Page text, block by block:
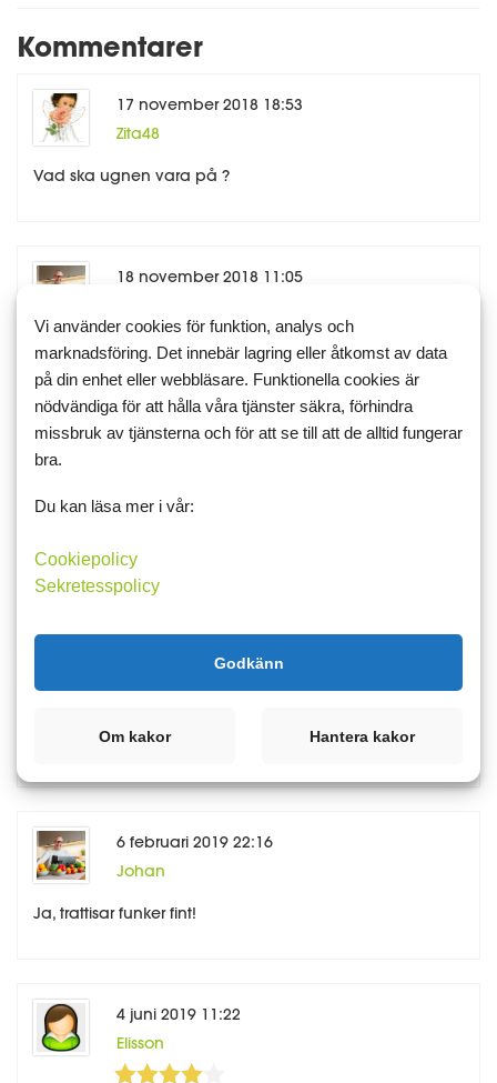
Kommentarer
17 november 2018 18:53
Zita48
Vad ska ugnen vara på ?
18 november 2018 11:05
Förlåt, har rättat det nu. Den ska vara på ca 200 °
28 januari 2019 19:22
6 februari 2019 22:16
Johan
Ja, trattisar funker fint!
4 juni 2019 11:22
Elisson
Vi använder cookies för funktion, analys och
marknadsföring. Det innebär lagring eller åtkomst av data
på din enhet eller webbläsare. Funktionella cookies är
nödvändiga för att hålla våra tjänster säkra, förhindra
missbruk av tjänsterna och för att se till att de alltid fungerar
bra.
Du kan läsa mer i vår:
Cookiepolicy
Sekretesspolicy
Godkänn
Om kakor Hantera kakor